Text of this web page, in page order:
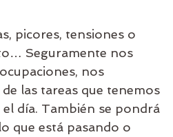
picores, tensiones o
Seguramente nos
nos
las tareas que tenemos
día. También se pondrá
que está pasando o